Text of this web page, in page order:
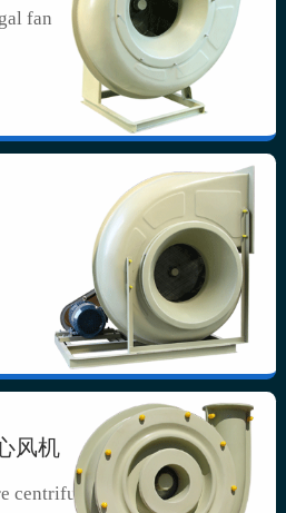
fan
风机
centrifuga...